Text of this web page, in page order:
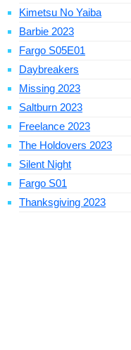
Kimetsu No Yaiba
Barbie 2023
Fargo S05E01
Daybreakers
Missing 2023
Saltburn 2023
Freelance 2023
The Holdovers 2023
Silent Night
Fargo S01
Thanksgiving 2023